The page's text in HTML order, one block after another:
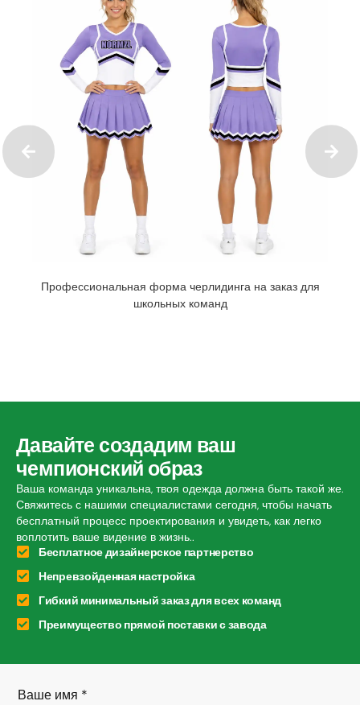
Профессиональная форма черлидинга на заказ для
школьных команд
Давайте создадим ваш
чемпионский образ
Ваша команда уникальна, твоя одежда должна быть такой же.
Свяжитесь с нашими специалистами сегодня, чтобы начать
бесплатный процесс проектирования и увидеть, как легко
воплотить ваше видение в жизнь..
Бесплатное дизайнерское партнерство
Непревзойденная настройка
Гибкий минимальный заказ для всех команд
Преимущество прямой поставки с завода
Ваше имя *